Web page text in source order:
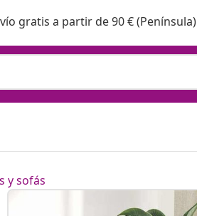
gratis a partir de 90 € (Península)
y sofás